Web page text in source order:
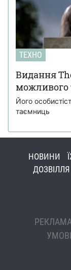
ТЕХНО
Видання
можливого
Його
таємниць
НОВИНИ
ДОЗВІЛЛЯ